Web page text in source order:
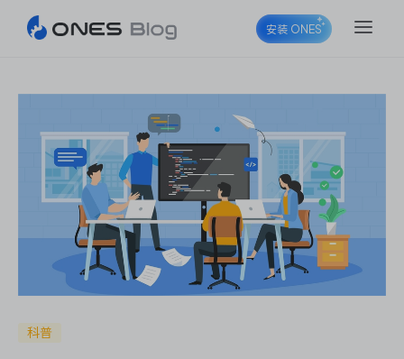
ONES Project
ONES Wiki
ONES Desk
安装 ONES
科普